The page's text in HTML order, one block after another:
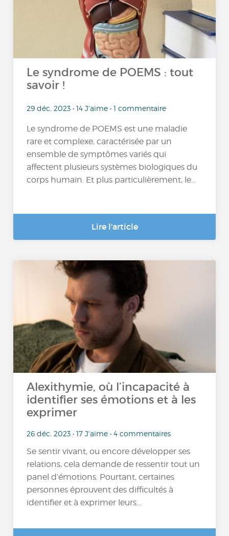
Le syndrome de POEMS : tout
savoir !
29 déc. 2023 • 14 J'aime • 1 commentaire
Le syndrome de POEMS est une maladie
rare et complexe, caractérisée par un
ensemble de symptômes variés qui
affectent plusieurs systèmes biologiques du
corps humain. Et plus particulièrement, le...
Lire l'article
Alexithymie, où l’incapacité à
identifier ses émotions et à les
exprimer
26 déc. 2023 • 17 J'aime • 4 commentaires
Se sentir vivant, ou encore développer ses
relations, cela demande de ressentir tout un
panel d’émotions. Pourtant, certaines
personnes éprouvent des difficultés à
identifier et à exprimer leurs...